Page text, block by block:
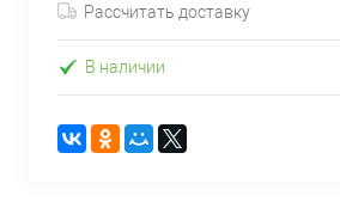
Рассчитать доставку
В наличии